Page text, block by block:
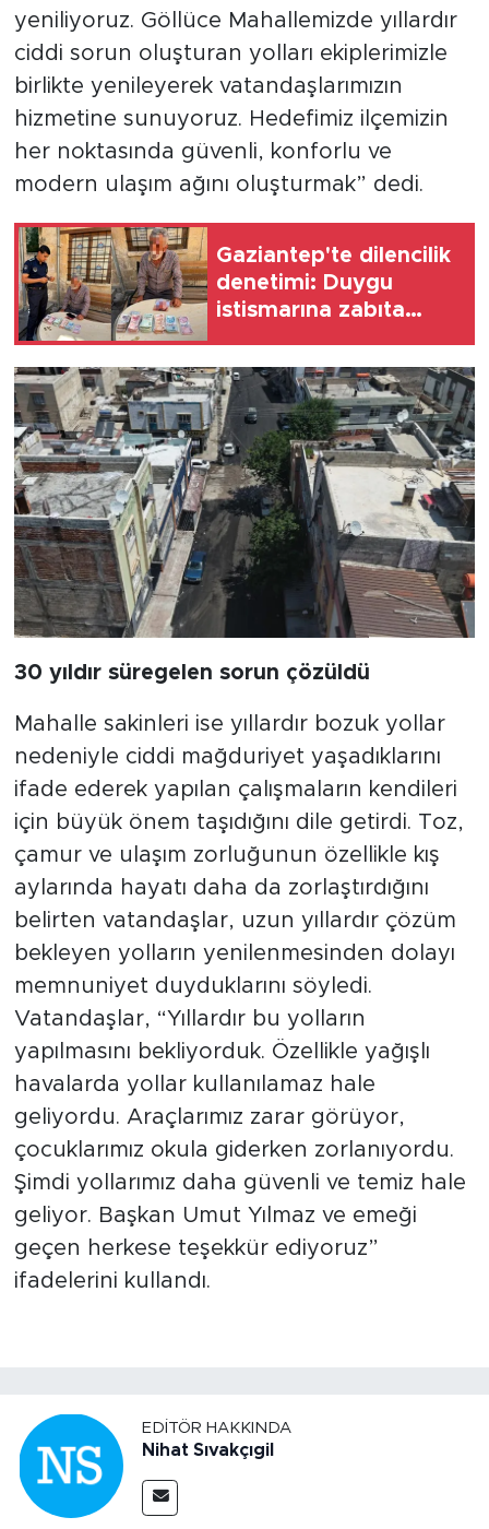
yeniliyoruz. Göllüce Mahallemizde yıllardır
ciddi sorun oluşturan yolları ekiplerimizle
birlikte yenileyerek vatandaşlarımızın
hizmetine sunuyoruz. Hedefimiz ilçemizin
her noktasında güvenli, konforlu ve
modern ulaşım ağını oluşturmak” dedi.
Gaziantep'te dilencilik
denetimi: Duygu
istismarına zabıta
30 yıldır süregelen sorun çözüldü
Mahalle sakinleri ise yıllardır bozuk yollar
nedeniyle ciddi mağduriyet yaşadıklarını
ifade ederek yapılan çalışmaların kendileri
için büyük önem taşıdığını dile getirdi. Toz,
çamur ve ulaşım zorluğunun özellikle kış
aylarında hayatı daha da zorlaştırdığını
belirten vatandaşlar, uzun yıllardır çözüm
bekleyen yolların yenilenmesinden dolayı
memnuniyet duyduklarını söyledi.
Vatandaşlar, “Yıllardır bu yolların
yapılmasını bekliyorduk. Özellikle yağışlı
havalarda yollar kullanılamaz hale
geliyordu. Araçlarımız zarar görüyor,
çocuklarımız okula giderken zorlanıyordu.
Şimdi yollarımız daha güvenli ve temiz hale
geliyor. Başkan Umut Yılmaz ve emeği
geçen herkese teşekkür ediyoruz”
ifadelerini kullandı.
EDITÖR HAKKINDA
Nihat Sıvakçıgil